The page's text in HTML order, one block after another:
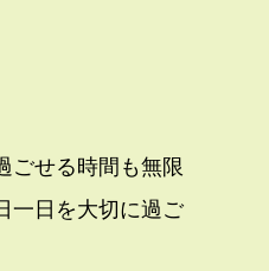
ごせる時間も無限
一日を大切に過ご